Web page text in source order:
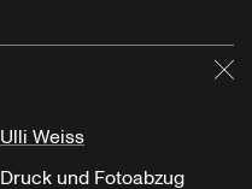
Ulli Weiss
Druck und Fotoabzug